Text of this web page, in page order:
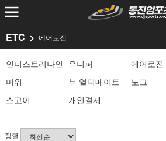
ETC 에어로진
인더스트리나인 유니퍼 에어로진
머위
뉴 얼티메이트 노그
스고이
개인결제
정렬